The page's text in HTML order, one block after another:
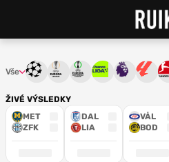
ŽIVÉ VÝSLEDKY
MET
ZFK
DAL
LIA
VÅL
BOD
Vše Liga mistrůEvropská liga
Konferenční liga
Chance liga
Premier
La